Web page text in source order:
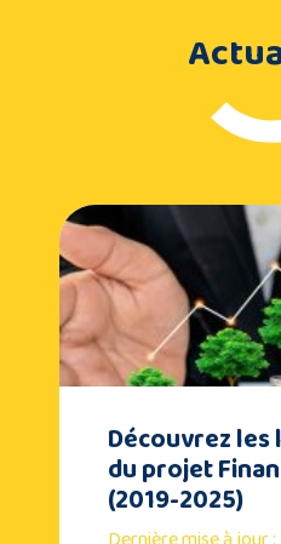
Découvrez
du projet
(2019-2025)